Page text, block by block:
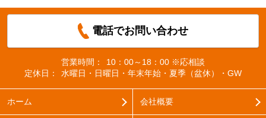
電話でお問い合わせ
営業時間：
10：00～18：00 ※応相談
定休日：
水曜日・日曜日・年末年始・夏季（盆休）・GW
ホーム 会社概要